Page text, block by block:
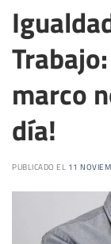
marco
día!
PUBLICADO EL 11